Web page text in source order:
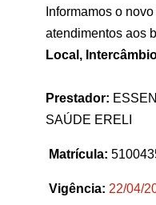
Informamos o
atendimentos aos
Local,
Prestador:
SAÚDE ERELI
Matrícula:
Vigência: 22/04/